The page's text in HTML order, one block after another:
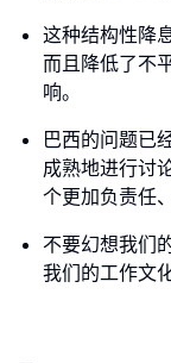
这种结构性降
而且降低了不
响。
巴西的问题已
成熟地进行讨
个更加负责任
不要幻想我们
我们的工作文